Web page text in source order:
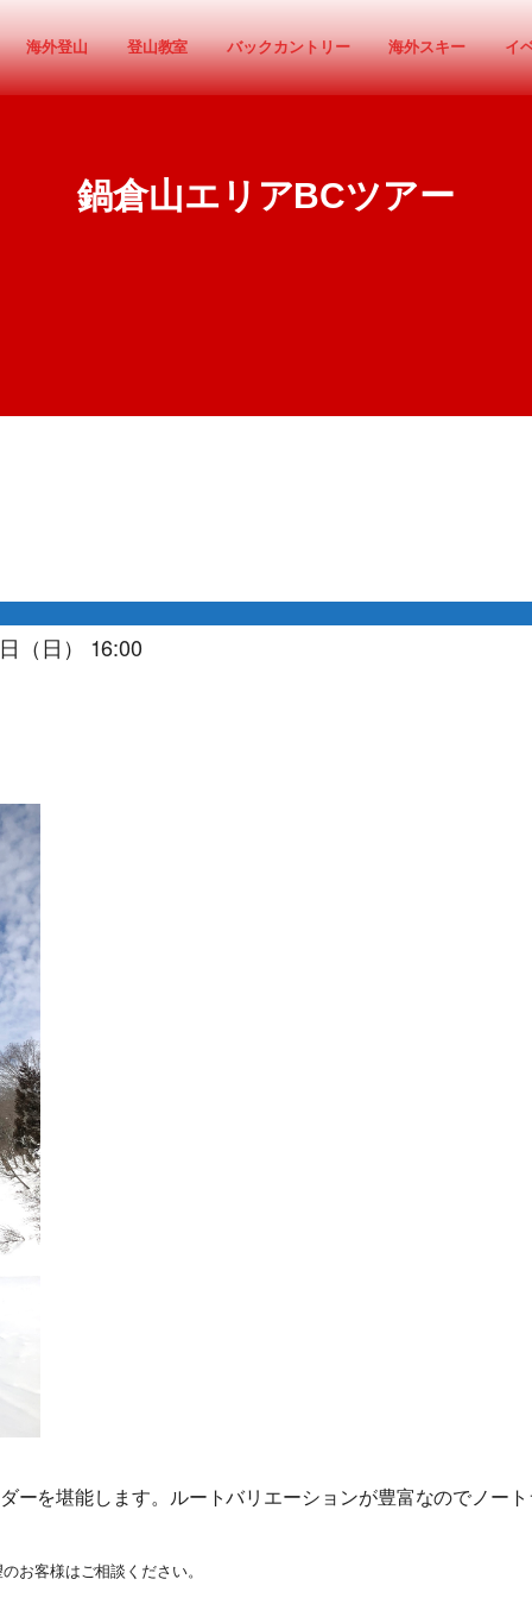
海外登山 登山教室 バックカントリー 海外スキー イ
鍋倉山エリアBCツアー
（日） 16:00
ーを堪能します。ルートバリエーションが豊富なのでノー
お客様はご相談ください。